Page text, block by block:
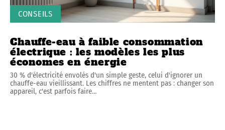
CONSEILS
Chauffe-eau à faible consommation
électrique : les modèles les plus
économes en énergie
30 % d'électricité envolés d'un simple geste, celui d'ignorer un
chauffe-eau vieillissant. Les chiffres ne mentent pas : changer son
appareil, c'est parfois faire…